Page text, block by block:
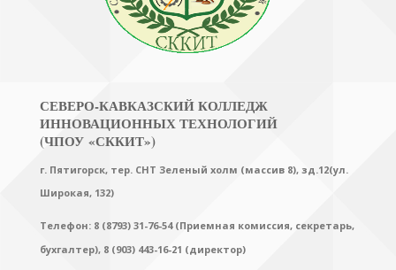
СЕВЕРО-КАВКАЗСКИЙ КОЛЛЕДЖ
ИННОВАЦИОННЫХ ТЕХНОЛОГИЙ
(ЧПОУ «СККИТ»)
г. Пятигорск, тер. СНТ Зеленый холм (массив 8), зд.12(ул.
Широкая, 132)
Телефон: 8 (8793) 31-76-54 (Приемная комиссия, секретарь,
бухгалтер), 8 (903) 443-16-21 (директор)